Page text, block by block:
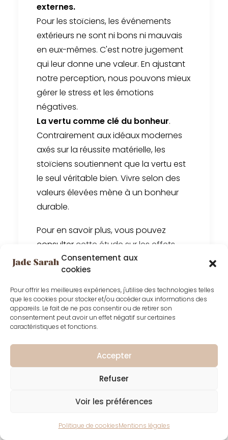
Consentement aux
cookies
Pour offrir les meilleures expériences, j'utilise des technologies telles
que les cookies pour stocker et/ou accéder aux informations des
appareils. Le fait de ne pas consentir ou de retirer son
consentement peut avoir un effet négatif sur certaines
caractéristiques et fonctions.
Accepter
Refuser
Voir les préférences
Politique de cookiesMentions légales
externes.
Pour les stoïciens, les événements
extérieurs ne sont ni bons ni mauvais
en eux-mêmes. C'est notre jugement
qui leur donne une valeur. En ajustant
notre perception, nous pouvons mieux
gérer le stress et les émotions
négatives.
La vertu comme clé du bonheur.
Contrairement aux idéaux modernes
axés sur la réussite matérielle, les
stoïciens soutiennent que la vertu est
le seul véritable bien. Vivre selon des
valeurs élevées mène à un bonheur
durable.
Pour en savoir plus, vous pouvez
consulter cette étude surles effets
psychologiques du stoïcisme.
La philosophie existentialiste :
Créer du sens et assumer sa
liberté
Jean-Paul Sartre, Simone de Beauvoir
et Albert Camus, repose sur l'idée que
la vie n'a pas de sens préétabli.
Chaque individu est responsable de
donner un sens à sa vie par ses choix
et ses actions.